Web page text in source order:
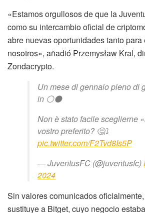
«Estamos orgullosos de que la
como su intercambio oficial de
abre nuevas oportunidades tanto
nosotros», añadió Przemysław Kral,
Zondacrypto.
Un mese di gennaio pieno di
in ⚪️⚫️
Non è stato facile sceglierne
vostro preferito? 🤔⤵️
pic.twitter.com/F2Tvd8Is5P
— JuventusFC (@juventusfc)
2024
Sin valores comunicados
sustituye a Bitget, cuyo negocio